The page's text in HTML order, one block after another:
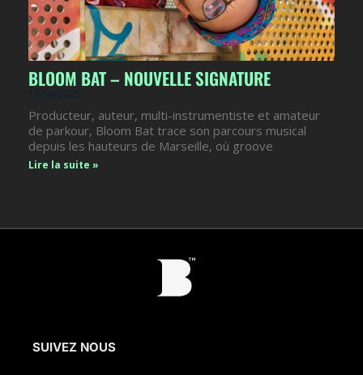
BLOOM BAT – NOUVELLE SIGNATURE
12/06/2025
Producteur, auteur, multi-instrumentiste et amateur
de parkour, Bloom Bat trace son parcours musical
depuis les hauteurs de Marseille, où groove
Lire la suite »
SUIVEZ NOUS